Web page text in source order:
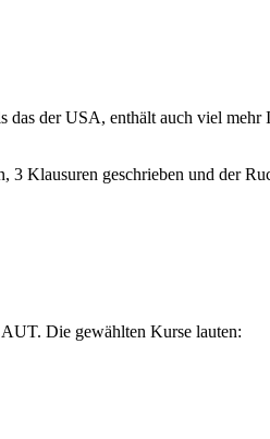
der USA, enthält auch viel
Klausuren geschrieben und der
Die gewählten Kurse lauten: